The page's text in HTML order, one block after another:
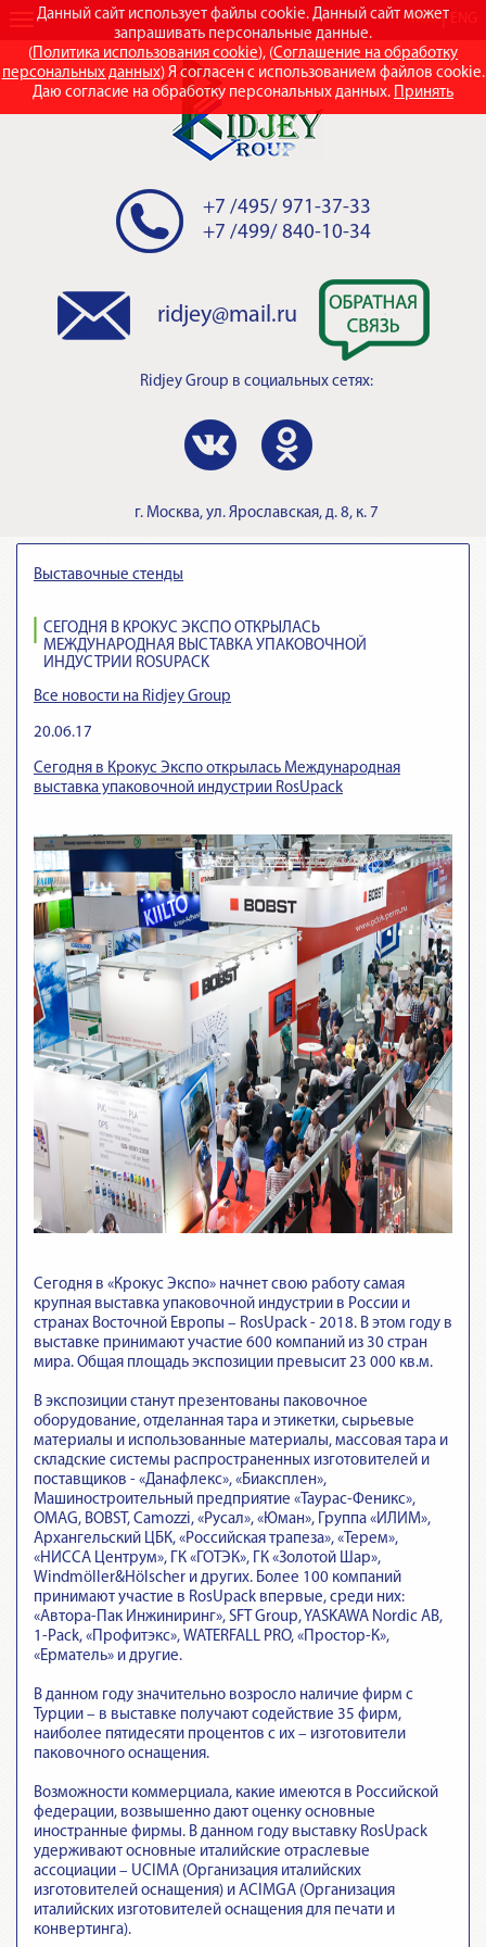
Данный сайт использует файлы cookie. Данный сайт может
запрашивать персональные данные.
(Политика использования cookie), (Соглашение на обработку
персональных данных) Я согласен с использованием файлов cookie.
Даю согласие на обработку персональных данных. Принять
RUS
+7 /495/ 971-37-33
+7 /499/ 840-10-34
ridjey@mail.ru
Ridjey Group в социальных сетях:
г. Москва, ул. Ярославская, д. 8, к. 7
Выставочные стенды
СЕГОДНЯ В КРОКУС ЭКСПО ОТКРЫЛАСЬ
МЕЖДУНАРОДНАЯ ВЫСТАВКА УПАКОВОЧНОЙ
ИНДУСТРИИ ROSUPACK
Все новости на Ridjey Group
20.06.17
Сегодня в Крокус Экспо открылась Международная
выставка упаковочной индустрии RosUpack
Сегодня в «Крокус Экспо» начнет свою работу самая
крупная выставка упаковочной индустрии в России и
странах Восточной Европы – RosUpack - 2018. В этом году в
выставке принимают участие 600 компаний из 30 стран
мира. Общая площадь экспозиции превысит 23 000 кв.м.
В экспозиции станут презентованы паковочное
оборудование, отделанная тара и этикетки, сырьевые
материалы и использованные материалы, массовая тара и
складские системы распространенных изготовителей и
поставщиков - «Данафлекс», «Биаксплен»,
Машиностроительный предприятие «Таурас-Феникс»,
OMAG, BOBST, Camozzi, «Русал», «Юман», Группа «ИЛИМ»,
Архангельский ЦБК, «Российская трапеза», «Терем»,
«НИССА Центрум», ГК «ГОТЭК», ГК «Золотой Шар»,
Windmöller&Hölscher и других. Более 100 компаний
принимают участие в RosUpack впервые, среди них:
«Автора-Пак Инжиниринг», SFT Group, YASKAWA Nordic AB,
1-Pack, «Профитэкс», WATERFALL PRO, «Простор-К»,
«Ерматель» и другие.
В данном году значительно возросло наличие фирм с
Турции – в выставке получают содействие 35 фирм,
наиболее пятидесяти процентов с их – изготовители
паковочного оснащения.
Возможности коммерциала, какие имеются в Российской
федерации, возвышенно дают оценку основные
иностранные фирмы. В данном году выставку RosUpack
удерживают основные италийские отраслевые
ассоциации – UCIMA (Организация италийских
изготовителей оснащения) и ACIMGA (Организация
италийских изготовителей оснащения для печати и
конвертинга).